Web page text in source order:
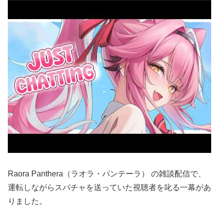
Raora Panthera（ラオラ・パンテーラ） の雑談配信で、
運転しながらスパチャを送っていた視聴者を叱る一幕があ
りました。